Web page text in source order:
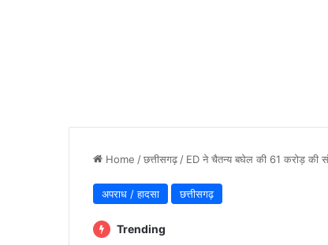
Home /छत्तीसगढ़ / ED ने चैतन्य बघेल की 61 करोड़ की
अपराध / हादसा छत्तीसगढ़
Trending